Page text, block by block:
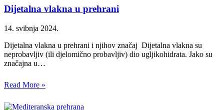
Dijetalna vlakna u prehrani
14. svibnja 2024.
Dijetalna vlakna u prehrani i njihov značaj Dijetalna vlakna su
neprobavljiv (ili djelomično probavljiv) dio ugljikohidrata. Jako su
značajna u…
Read More »